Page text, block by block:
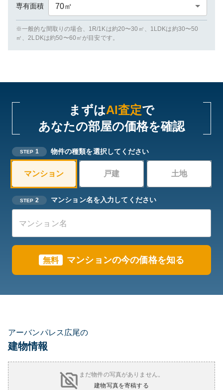
専有面積 70㎡
※一般的な間取りの場合、1R/1Kは約20〜30㎡、1LDKは約30〜50
㎡、2LDKは約50〜60㎡が目安です。
まずはAI査定で
あなたの部屋の価格を確認
STEP 1 物件の種類を選択してください
マンション 戸建 土地
STEP 2 マンション名を入力してください
無料 マンションの今の価格を知る
アーバンパレス広尾の
建物情報
まだ物件の写真がありません。
建物写真を寄稿する